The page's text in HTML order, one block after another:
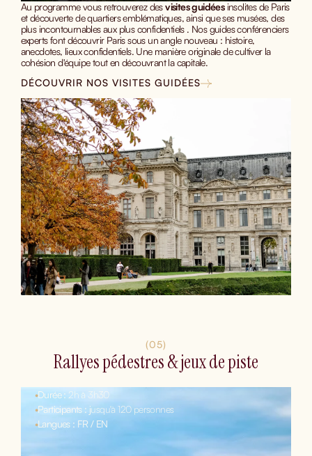
Au programme vous retrouverez desvisites guidéesinsolites de Paris
et découverte de quartiers emblématiques, ainsi que ses musées, des
plus incontournables aux plus confidentiels . Nos guides conférenciers
experts font découvrir Paris sous un angle nouveau : histoire,
anecdotes, lieux confidentiels. Une manière originale de cultiver la
cohésion d'équipe tout en découvrant la capitale.
DÉCOUVRIR NOS VISITES GUIDÉES
(05)
Rallyes pédestres & jeux de piste
•Durée : 2h à 3h30
•Participants : jusqu'à 120 personnes
•Langues : FR / EN